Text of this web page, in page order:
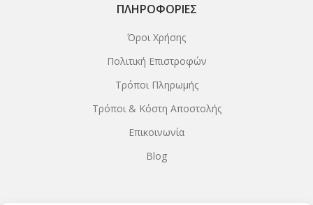
ΠΛΗΡΟΦΟΡΊΕΣ
Όροι Χρήσης
Πολιτική Επιστροφών
Τρόποι Πληρωμής
Τρόποι & Κόστη Αποστολής
Επικοινωνία
Blog